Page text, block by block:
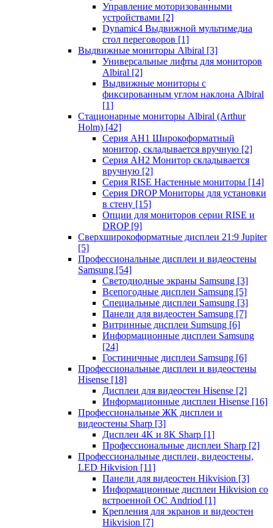
Управление моторизованными
устройствами [2]
Dynamic4 Выдвижной мультимедиа
стол переговоров [1]
Выдвижные мониторы Albiral [3]
Универсальные лифты для мониторов
Albiral [2]
Выдвижные мониторы с
фиксированным углом наклона Albiral
[1]
Стационарные мониторы Albiral (Arthur
Holm) [42]
Серия AH1 Широкоформатный
монитор, складывается вручную [2]
Серия AH2 Монитор складывается
вручную [2]
Серия RISE Настенные мониторы [14]
Серия DROP Мониторы для установки
в стену [15]
Опции для мониторов серии RISE и
DROP [9]
Сверхширокоформатные дисплеи 21:9 Jupiter
[5]
Профессиональные дисплеи и видеостены
Samsung [54]
Светодиодные экраны Samsung [3]
Всепогодные дисплеи Samsung [5]
Специальные дисплеи Samsung [3]
Панели для видеостен Samsung [7]
Витринные дисплеи Sumsung [6]
Информационные дисплеи Samsung
[24]
Гостиничные дисплеи Samsung [6]
Профессиональные дисплеи и видеостены
Hisense [18]
Дисплеи для видеостен Hisense [2]
Информационные дисплеи Hisense [16]
Профессиональные ЖК дисплеи и
видеостены Sharp [3]
Дисплеи 4K и 8K Sharp [1]
Профессиональные дисплеи Sharp [2]
Профессиональные дисплеи, видеостены,
LED Hikvision [11]
Панели для видеостен Hikvision [3]
Информационные дисплеи Hikvision со
встроенной ОС Andriod [1]
Крепления для экранов и видеостен
Hikvision [7]